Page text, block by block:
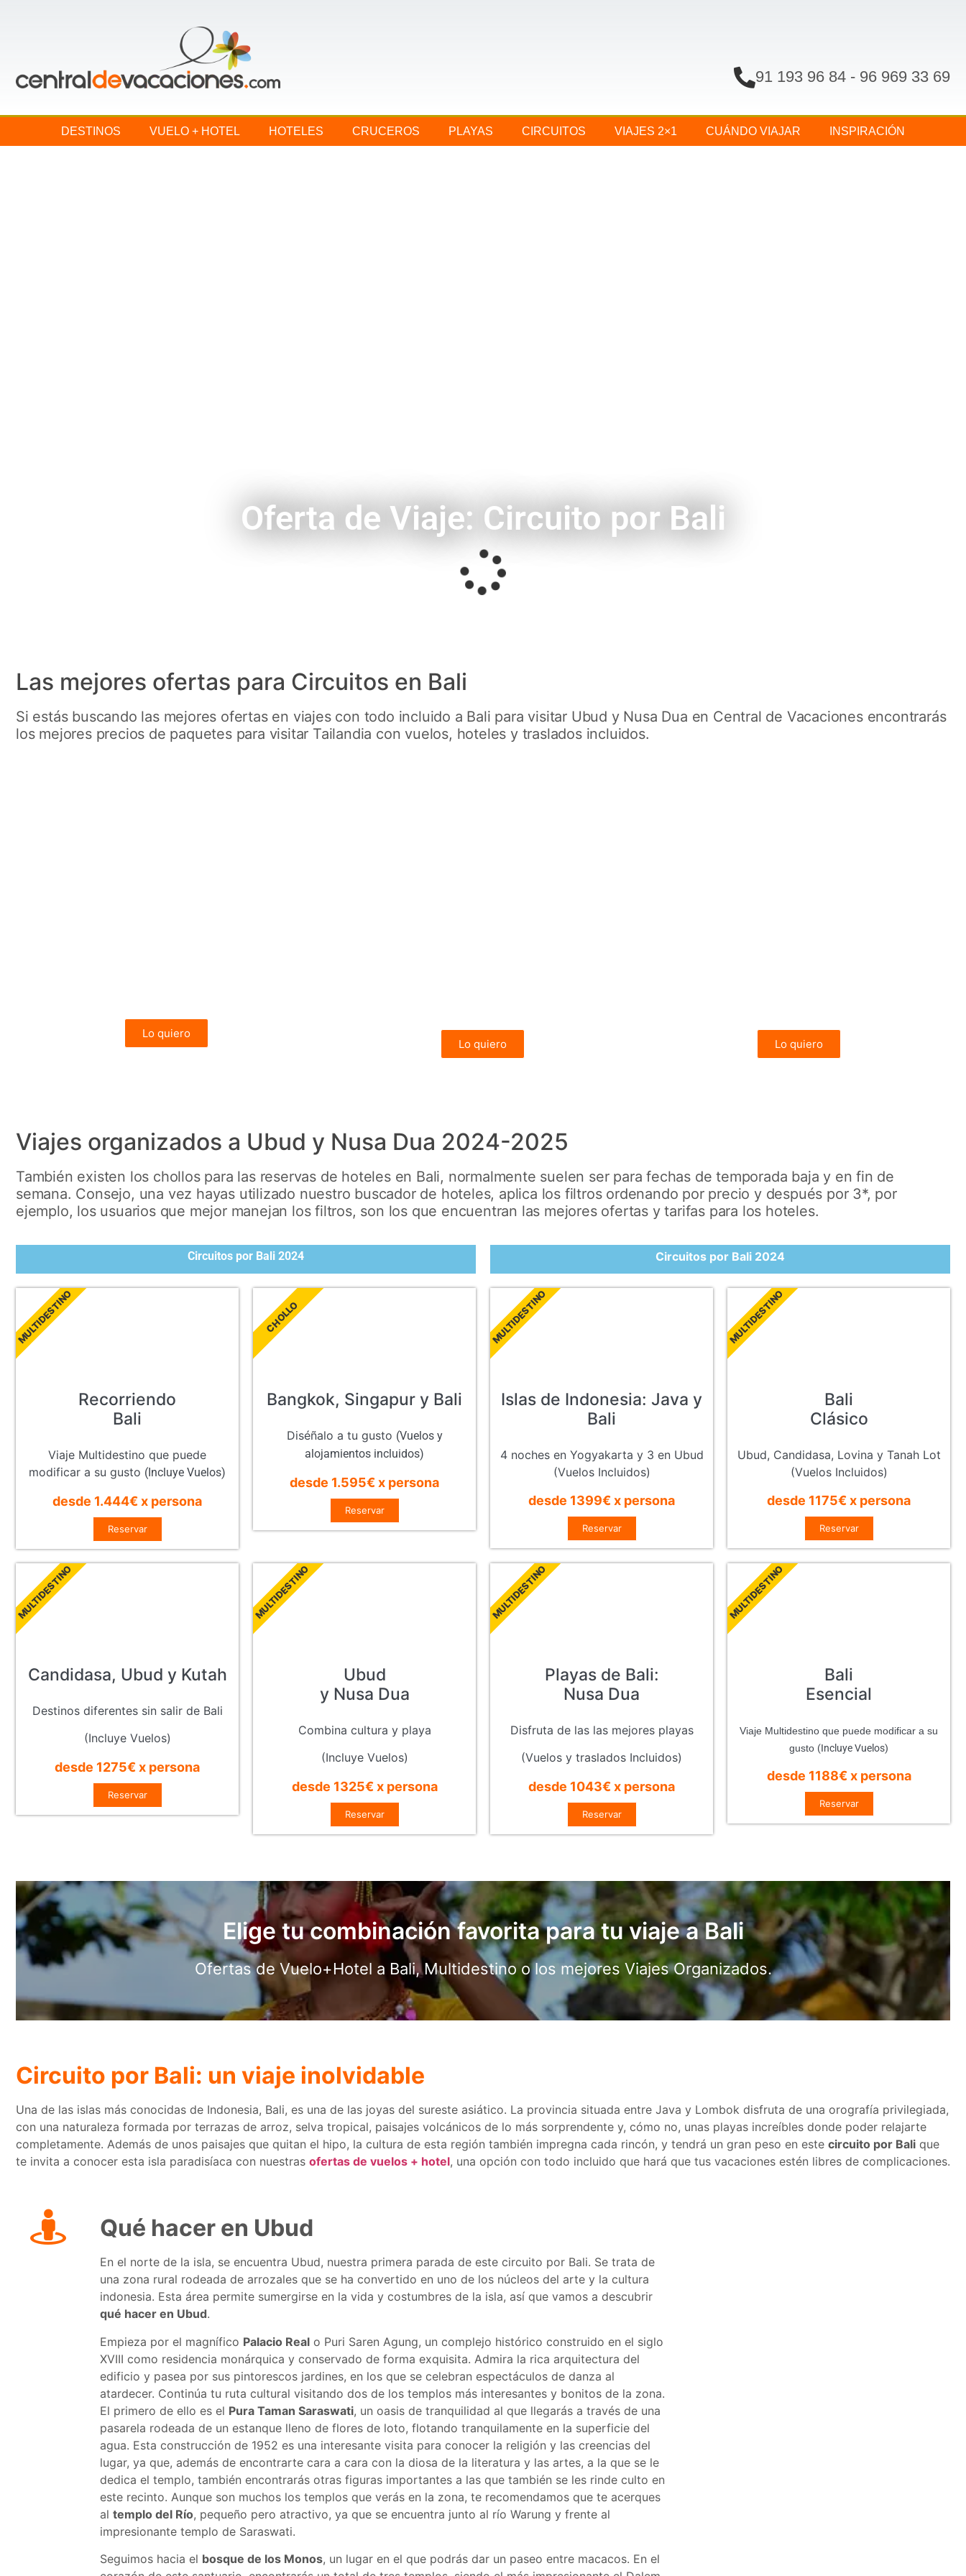
91 193 96 84- 96 969 33 69
DESTINOS VUELO + HOTEL HOTELES CRUCEROS PLAYAS CIRCUITOS VIAJES 2×1 CUÁNDO VIAJAR INSPIRACIÓN
Oferta de Viaje: Circuito por Bali
Las mejores ofertas para Circuitos en Bali
Si estás buscando las mejores ofertas en viajes con todo incluido a Bali para visitar Ubud y Nusa Dua en Central de Vacaciones encontrarás
los mejores precios de paquetes para visitar Tailandia con vuelos, hoteles y traslados incluidos.
Lo quiero
Lo quiero Lo quiero
Viajes organizados a Ubud y Nusa Dua 2024-2025
También existen los chollos para las reservas de hoteles en Bali, normalmente suelen ser para fechas de temporada baja y en fin de
semana. Consejo, una vez hayas utilizado nuestro buscador de hoteles, aplica los filtros ordenando por precio y después por 3*, por
ejemplo, los usuarios que mejor manejan los filtros, son los que encuentran las mejores ofertas y tarifas para los hoteles.
Circuitos por Bali 2024 Circuitos por Bali 2024
Recorriendo
Bali
Viaje Multidestino que puede
modificar a su gusto (Incluye Vuelos)
desde 1.444€ x persona
Reservar
MULTIDESTINO
Bangkok, Singapur y Bali
Diséñalo a tu gusto (Vuelos y
alojamientos incluidos)
desde 1.595€ x persona
Reservar
CHOLLO
Islas de Indonesia: Java y
Bali
4 noches en Yogyakarta y 3 en Ubud
(Vuelos Incluidos)
desde 1399€ x persona
Reservar
MULTIDESTINO
Bali
Clásico
Ubud, Candidasa, Lovina y Tanah Lot
(Vuelos Incluidos)
desde 1175€ x persona
Reservar
MULTIDESTINO
Candidasa, Ubud y Kutah
Destinos diferentes sin salir de Bali
(Incluye Vuelos)
desde 1275€ x persona
Reservar
MULTIDESTINO
Ubud
y Nusa Dua
Combina cultura y playa
(Incluye Vuelos)
desde 1325€ x persona
Reservar
MULTIDESTINO
Playas de Bali:
Nusa Dua
Disfruta de las las mejores playas
(Vuelos y traslados Incluidos)
desde 1043€ x persona
Reservar
MULTIDESTINO
Bali
Esencial
Viaje Multidestino que puede modificar a su
gusto (Incluye Vuelos)
desde 1188€ x persona
Reservar
MULTIDESTINO
Elige tu combinación favorita para tu viaje a Bali
Ofertas de Vuelo+Hotel a Bali, Multidestino o los mejores Viajes Organizados.
¡Encuentra tu Circuito Organizado!
Buscar Viajes Organizados en Grecia
Circuito por Bali: un viaje inolvidable
Una de las islas más conocidas de Indonesia, Bali, es una de las joyas del sureste asiático. La provincia situada entre Java y Lombok disfruta de una orografía privilegiada,
con una naturaleza formada por terrazas de arroz, selva tropical, paisajes volcánicos de lo más sorprendente y, cómo no, unas playas increíbles donde poder relajarte
completamente. Además de unos paisajes que quitan el hipo, la cultura de esta región también impregna cada rincón, y tendrá un gran peso en este circuito por Bali que
te invita a conocer esta isla paradisíaca con nuestras ofertas de vuelos + hotel, una opción con todo incluido que hará que tus vacaciones estén libres de complicaciones.
Qué hacer en Ubud
En el norte de la isla, se encuentra Ubud, nuestra primera parada de este circuito por Bali. Se trata de
una zona rural rodeada de arrozales que se ha convertido en uno de los núcleos del arte y la cultura
indonesia. Esta área permite sumergirse en la vida y costumbres de la isla, así que vamos a descubrir
qué hacer en Ubud.
Empieza por el magnífico Palacio Real o Puri Saren Agung, un complejo histórico construido en el siglo
XVIII como residencia monárquica y conservado de forma exquisita. Admira la rica arquitectura del
edificio y pasea por sus pintorescos jardines, en los que se celebran espectáculos de danza al
atardecer. Continúa tu ruta cultural visitando dos de los templos más interesantes y bonitos de la zona.
El primero de ello es el Pura Taman Saraswati, un oasis de tranquilidad al que llegarás a través de una
pasarela rodeada de un estanque lleno de flores de loto, flotando tranquilamente en la superficie del
agua. Esta construcción de 1952 es una interesante visita para conocer la religión y las creencias del
lugar, ya que, además de encontrarte cara a cara con la diosa de la literatura y las artes, a la que se le
dedica el templo, también encontrarás otras figuras importantes a las que también se les rinde culto en
este recinto. Aunque son muchos los templos que verás en la zona, te recomendamos que te acerques
altemplo del Río, pequeño pero atractivo, ya que se encuentra junto al río Warung y frente al
impresionante templo de Saraswati.
Seguimos hacia el bosque de los Monos, un lugar en el que podrás dar un paseo entre macacos. En el